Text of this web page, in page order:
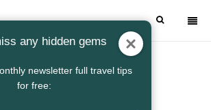
any hidden gems
newsletter full travel tips
for free: